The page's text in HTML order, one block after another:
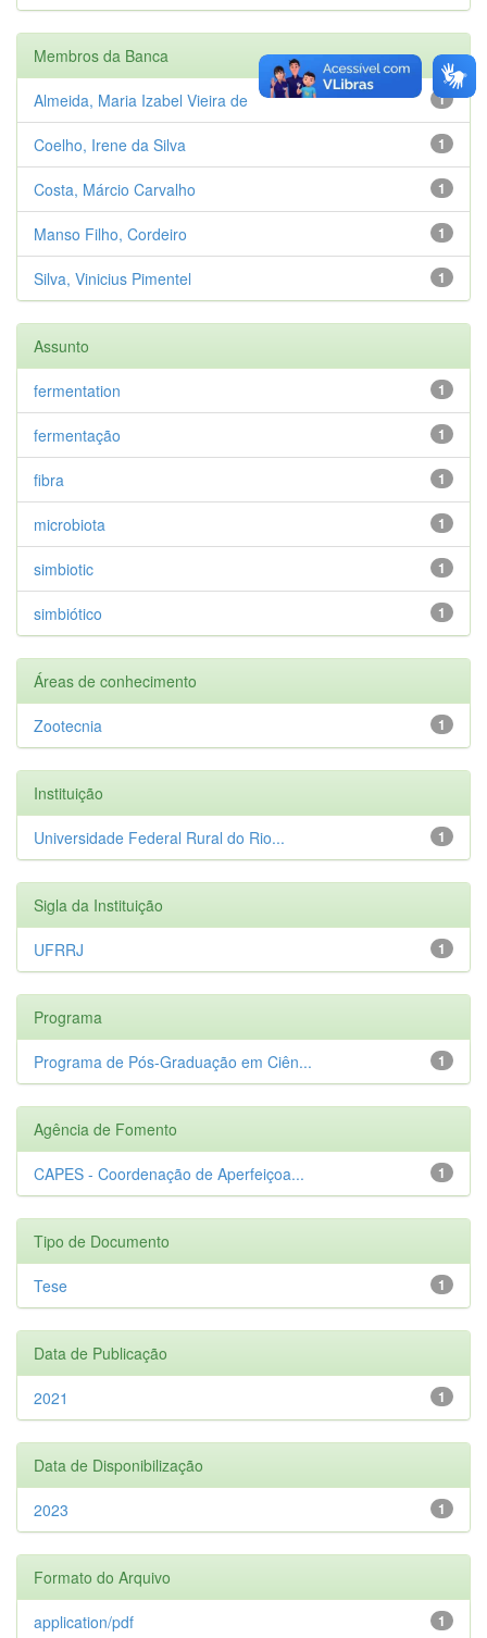
Membros da Banca
1
Almeida, Maria Izabel Vieira de
1
Coelho, Irene da Silva
1
Costa, Márcio Carvalho
1
Manso Filho, Cordeiro
1
Silva, Vinicius Pimentel
Assunto
1
fermentation
1
fermentação
1
fibra
1
microbiota
1
simbiotic
1
simbiótico
Áreas de conhecimento
1
Zootecnia
Instituição
1
Universidade Federal Rural do Rio...
Sigla da Instituição
1
UFRRJ
Programa
1
Programa de Pós-Graduação em Ciên...
Agência de Fomento
1
CAPES - Coordenação de Aperfeiçoa...
Tipo de Documento
1
Tese
Data de Publicação
1
2021
Data de Disponibilização
1
2023
Formato do Arquivo
1
application/pdf